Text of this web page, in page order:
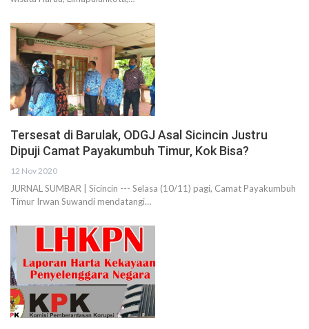
Tersesat di Barulak, ODGJ Asal Sicincin Justru
Dipuji Camat Payakumbuh Timur, Kok Bisa?
12 Nov 2020
JURNAL SUMBAR | Sicincin --- Selasa (10/11) pagi, Camat Payakumbuh
Timur Irwan Suwandi mendatangi…